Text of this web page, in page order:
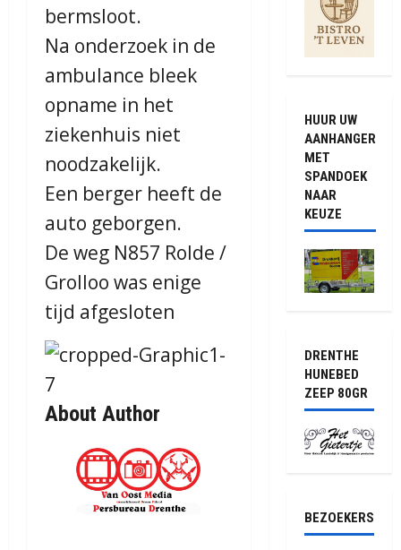
bermsloot.
Na onderzoek in de
ambulance bleek
opname in het
ziekenhuis niet
noodzakelijk.
Een berger heeft de
auto geborgen.
De weg N857 Rolde /
Grolloo was enige
tijd afgesloten
About Author
HUUR UW
AANHANGER
MET
SPANDOEK
NAAR
KEUZE
DRENTHE
HUNEBED
ZEEP 80GR
BEZOEKERS